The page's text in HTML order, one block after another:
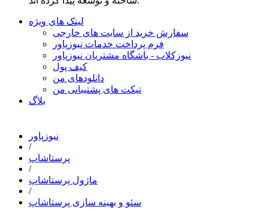
لینک های ویژه
سفارش خرید از سایت های خارجی
فرم پرداخت خدمات نیوزپاور
نیوزکلاب - باشگاه مشتریان نیوزپاور
کیف پول
دانلودهای من
تیکت های پشتیبانی من
بلاگ
نیوزپاور
/
پرستاشاپ
/
ماژول پرستاشاپ
/
سئو و بهینه سازی پرستاشاپ